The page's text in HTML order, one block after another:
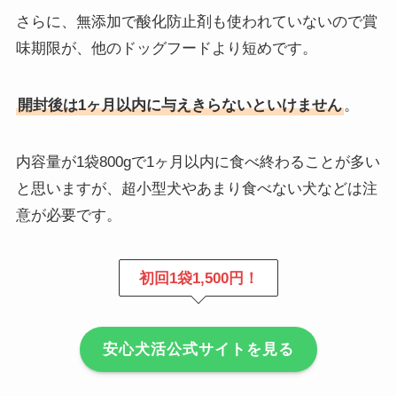
さらに、無添加で酸化防止剤も使われていないので賞
味期限が、他のドッグフードより短めです。
開封後は1ヶ月以内に与えきらないといけません。
内容量が1袋800gで1ヶ月以内に食べ終わることが多い
と思いますが、超小型犬やあまり食べない犬などは注
意が必要です。
初回1袋1,500円！
安心犬活公式サイトを見る